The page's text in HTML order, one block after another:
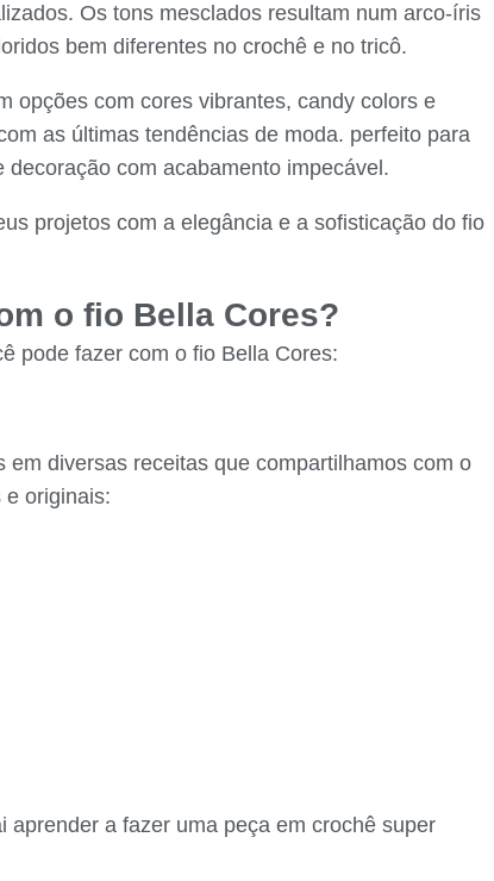
Os tons mesclados resultam num arco-íris
bem diferentes no crochê e no tricô.
opções com cores vibrantes, candy colors e
as últimas tendências de moda. perfeito para
com acabamento impecável.
projetos com a elegância e a sofisticação do fio
o fio Bella Cores?
pode fazer com o fio Bella Cores:
diversas receitas que compartilhamos com o
e originais:
aprender a fazer uma peça em crochê super